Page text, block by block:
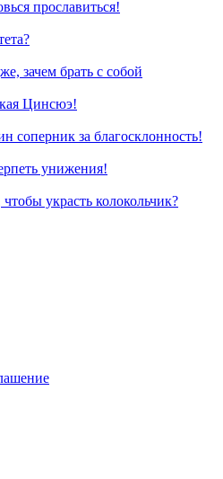
прославиться!
зачем брать с собой
Цинсюэ!
за благосклонность!
унижения!
украсть колокольчик?
себя виноватым! Моя